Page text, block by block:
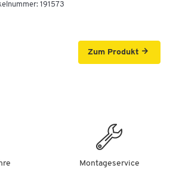
191573
Zum Produkt
Montageservice